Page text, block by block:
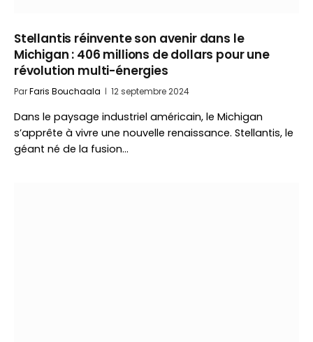
Stellantis réinvente son avenir dans le
Michigan : 406 millions de dollars pour une
révolution multi-énergies
ParFaris Bouchaala 12 septembre 2024
Dans le paysage industriel américain, le Michigan
s’apprête à vivre une nouvelle renaissance. Stellantis, le
géant né de la fusion…